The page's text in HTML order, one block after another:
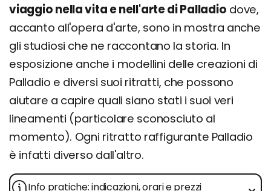
viaggio nella vita e nell'arte di Palladio dove,
accanto all'opera d'arte, sono in mostra anche
gli studiosi che ne raccontano la storia. In
esposizione anche i modellini delle creazioni di
Palladio e diversi suoi ritratti, che possono
aiutare a capire quali siano stati i suoi veri
lineamenti (particolare sconosciuto al
momento). Ogni ritratto raffigurante Palladio
è infatti diverso dall'altro.
Info pratiche: indicazioni, orari e prezzi